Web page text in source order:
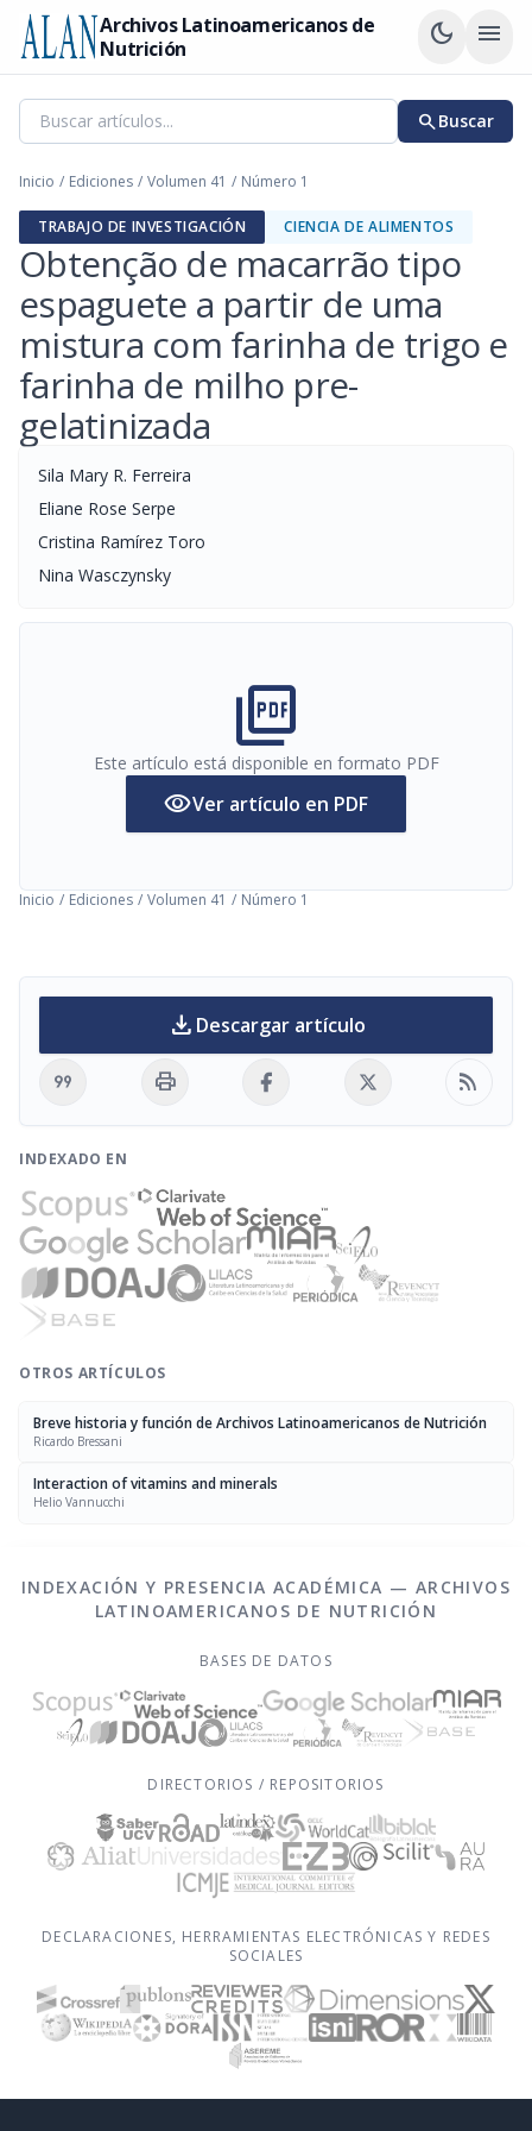
Archivos Latinoamericanos de
Nutrición
dark_mode menu
searchBuscar
Inicio / Ediciones / Volumen 41 / Número 1
TRABAJO DE INVESTIGACIÓN CIENCIA DE ALIMENTOS
Obtenção de macarrão tipo
espaguete a partir de uma
mistura com farinha de trigo e
farinha de milho pre-
gelatinizada
Sila Mary R. Ferreira
Eliane Rose Serpe
Cristina Ramírez Toro
Nina Wasczynsky
picture_as_pdf
Este artículo está disponible en formato PDF
visibilityVer artículo en PDF
Inicio / Ediciones / Volumen 41 / Número 1
download Descargar artículo
format_quote print rss_feed
INDEXADO EN
OTROS ARTÍCULOS
Breve historia y función de Archivos Latinoamericanos de Nutrición
Ricardo Bressani
Interaction of vitamins and minerals
Helio Vannucchi
INDEXACIÓN Y PRESENCIA ACADÉMICA — ARCHIVOS
LATINOAMERICANOS DE NUTRICIÓN
BASES DE DATOS
DIRECTORIOS / REPOSITORIOS
DECLARACIONES, HERRAMIENTAS ELECTRÓNICAS Y REDES
SOCIALES